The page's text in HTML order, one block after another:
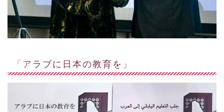
「アラブに日本の教育を」